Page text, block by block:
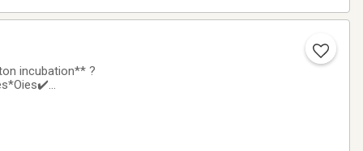
incubation** ?